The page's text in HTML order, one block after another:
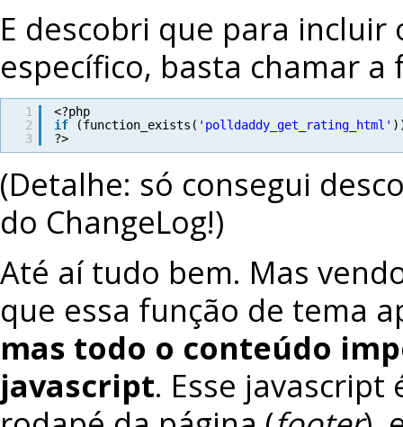
E descobri que para
específico, basta chamar a
1
2
3
<?php
if
(function_exists( 'polldaddy_get_rating_html'
?>
(Detalhe: só consegui
do ChangeLog!)
Até aí tudo bem. Mas
que essa função de tema
mas todo o conteúdo
javascript. Esse